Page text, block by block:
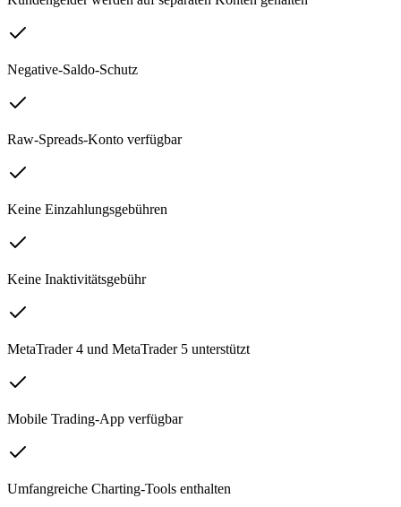
Negative-Saldo-Schutz
Raw-Spreads-Konto verfügbar
Keine Einzahlungsgebühren
Keine Inaktivitätsgebühr
MetaTrader 4 und MetaTrader 5 unterstützt
Mobile Trading-App verfügbar
Umfangreiche Charting-Tools enthalten